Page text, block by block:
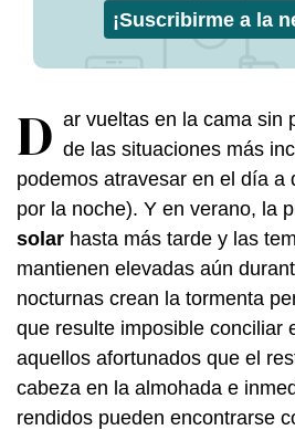
¡Suscribirme a la
D ar vueltas en la cama sin
de las situaciones más
podemos atravesar en el día a
por la noche). Y en verano, la
solar hasta más tarde y las
mantienen elevadas aún
nocturnas crean la tormenta
que resulte imposible conciliar
aquellos afortunados que el
cabeza en la almohada e
rendidos pueden encontrarse